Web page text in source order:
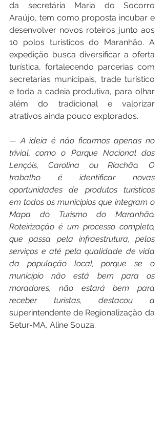
da secretária Maria do Socorro
Araújo, tem como proposta incubar e
desenvolver novos roteiros junto aos
10 polos turísticos do Maranhão. A
expedição busca diversificar a oferta
turística, fortalecendo parcerias com
secretarias municipais, trade turístico
e toda a cadeia produtiva, para olhar
além do tradicional e valorizar
atrativos ainda pouco explorados.
— A ideia é não ficarmos apenas no
trivial, como o Parque Nacional dos
Lençóis, Carolina ou Riachão. O
trabalho é identificar novas
oportunidades de produtos turísticos
em todos os municípios que integram o
Mapa do Turismo do Maranhão.
Roteirização é um processo completo,
que passa pela infraestrutura, pelos
serviços e até pela qualidade de vida
da população local, porque se o
município não está bem para os
moradores, não estará bem para
superintendente de Regionalização da
Setur-MA, Aline Souza.